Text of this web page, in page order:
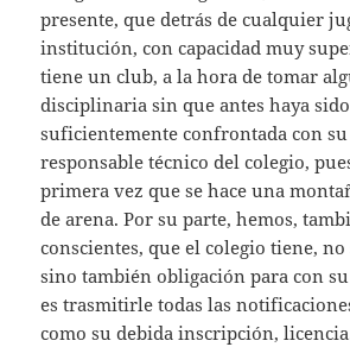
presente, que detrás de cualquier
institución, con capacidad muy
tiene un club, a la hora de tomar
disciplinaria sin que antes haya sido
suficientemente confrontada con su
responsable técnico del colegio,
primera vez que se hace una
de arena. Por su parte, hemos,
conscientes, que el colegio tiene,
sino también obligación para con
es trasmitirle todas las
como su debida inscripción,